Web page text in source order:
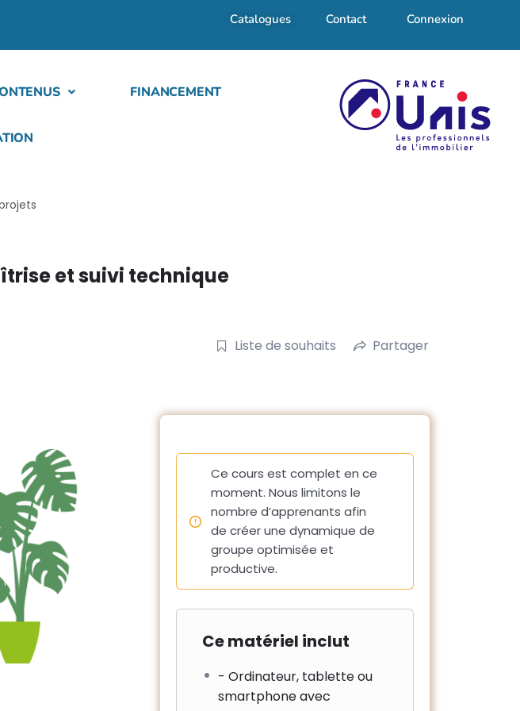
Catalogues Contact Connexion
FINANCEMENT
et suivi technique
Liste de souhaits Partager
Ce cours est complet en ce
moment. Nous limitons le
nombre d’apprenants afin
de créer une dynamique de
groupe optimisée et
productive.
Ce matériel inclut
- Ordinateur, tablette ou
smartphone avec